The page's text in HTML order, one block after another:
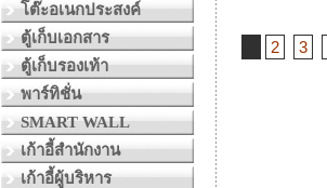
โต๊ะอเนกประสงค์
ตู้เก็บเอกสาร
ตู้เก็บรองเท้า
พาร์ทิชั่น
SMART WALL
เก้าอี้สำนักงาน
เก้าอี้ผู้บริหาร
2 3